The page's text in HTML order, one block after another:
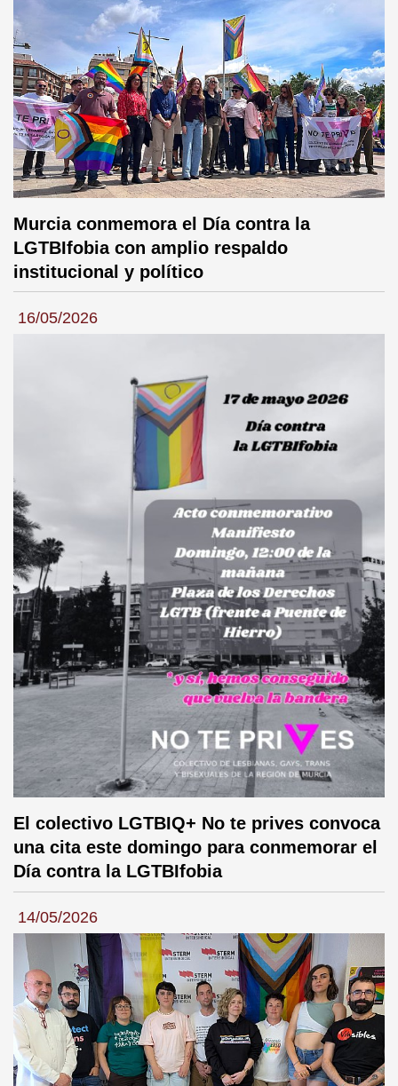
Murcia conmemora el Día contra la
LGTBIfobia con amplio respaldo
institucional y político
16/05/2026
El colectivo LGTBIQ+ No te prives convoca
una cita este domingo para conmemorar el
Día contra la LGTBIfobia
14/05/2026